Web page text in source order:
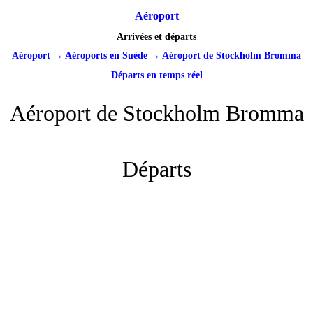
Aéroport
Arrivées et départs
Aéroport → Aéroports en Suède → Aéroport de Stockholm Bromma
Départs en temps réel
Aéroport de Stockholm Bromma
Départs